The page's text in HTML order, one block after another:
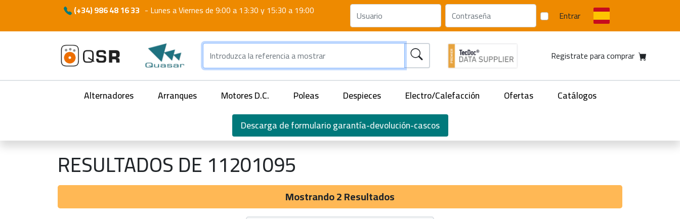
(+34) 986 48 16 33 - Lunes a Viernes de 9:00 a 13:30 y 15:30 a 19:00 Entrar
Registrate para comprar
Alternadores Arranques Motores D.C. Poleas Despieces Electro/Calefacción Ofertas
Catálogos
Descarga de formulario garantía-devolución-cascos
RESULTADOS DE 11201095
Mostrando 2 Resultados